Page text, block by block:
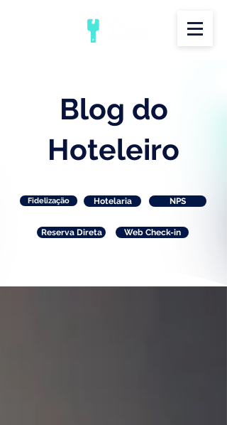
Blog do
Hoteleiro
Fidelização Hotelaria NPS
Reserva Direta Web Check-in